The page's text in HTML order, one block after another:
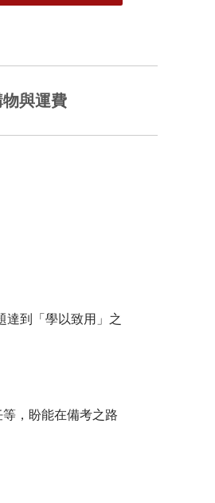
物與運費
達到「學以致用」之
，盼能在備考之路